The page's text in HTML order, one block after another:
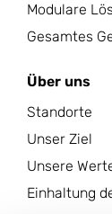
Modulare
Gesamtes
Über uns
Standorte
Unser Ziel
Unsere
Einhaltung